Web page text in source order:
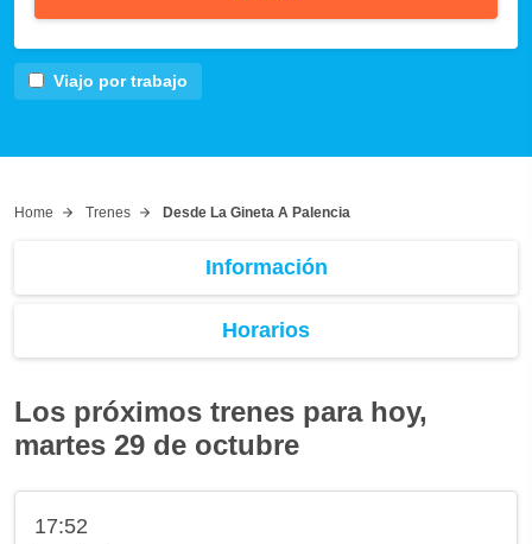
Viajo por trabajo
Home Trenes Desde La Gineta A Palencia
Información
Horarios
Los próximos trenes para hoy,
martes 29 de octubre
17:52